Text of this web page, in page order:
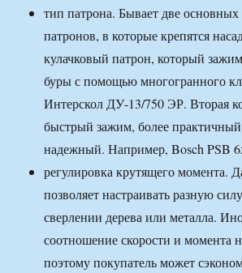
тип патрона. Бывает две
патронов, в которые крепятся
кулачковый патрон, который
буры с помощью многогранного
Интерскол ДУ-13/750 ЭР. Вторая
быстрый зажим, более
надежный. Например, Bosch PSB
регулировка крутящего момента.
позволяет настраивать разную
сверлении дерева или металла.
соотношение скорости и момента
поэтому покупатель может